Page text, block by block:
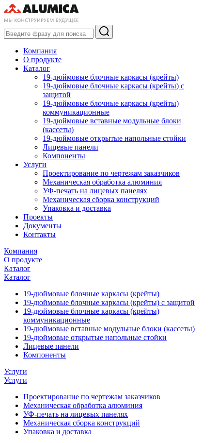
Компания
О продукте
Каталог
19-дюймовые блочные каркасы (крейты)
19-дюймовые блочные каркасы (крейты) с
защитой
19-дюймовые блочные каркасы (крейты)
коммуникационные
19-дюймовые вставные модульные блоки
(кассеты)
19-дюймовые открытые напольные стойки
Лицевые панели
Компоненты
Услуги
Проектирование по чертежам заказчиков
Механическая обработка алюминия
УФ-печать на лицевых панелях
Механическая сборка конструкций
Упаковка и доставка
Проекты
Документы
Контакты
Компания
О продукте
Каталог
Каталог
19-дюймовые блочные каркасы (крейты)
19-дюймовые блочные каркасы (крейты) с защитой
19-дюймовые блочные каркасы (крейты)
коммуникационные
19-дюймовые вставные модульные блоки (кассеты)
19-дюймовые открытые напольные стойки
Лицевые панели
Компоненты
Услуги
Услуги
Проектирование по чертежам заказчиков
Механическая обработка алюминия
УФ-печать на лицевых панелях
Механическая сборка конструкций
Упаковка и доставка